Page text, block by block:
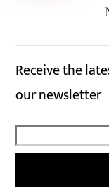
Receive the
our newsletter